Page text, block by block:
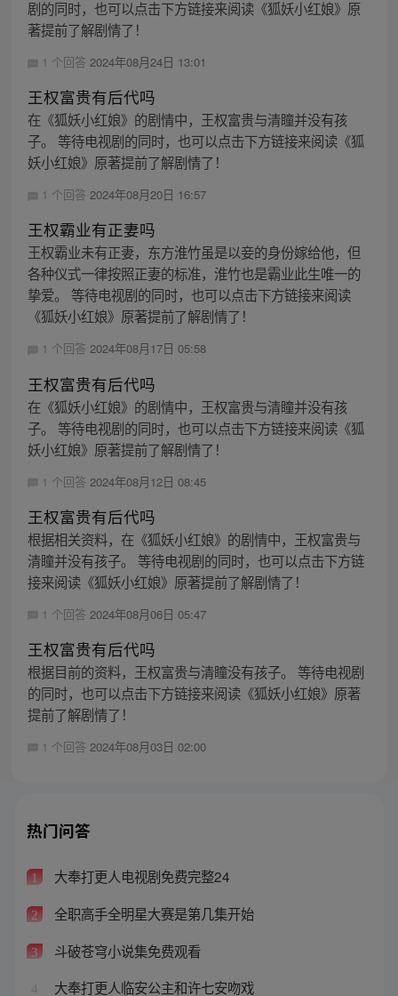
剧的同时，也可以点击下方链接来阅读《狐妖小红娘》原
著提前了解剧情了！
1 个回答 2024年08月24日 13:01
王权富贵有后代吗
在《狐妖小红娘》的剧情中，王权富贵与清瞳并没有孩
子。 等待电视剧的同时，也可以点击下方链接来阅读《狐
妖小红娘》原著提前了解剧情了！
1 个回答 2024年08月20日 16:57
王权霸业有正妻吗
王权霸业未有正妻，东方淮竹虽是以妾的身份嫁给他，但
各种仪式一律按照正妻的标准，淮竹也是霸业此生唯一的
挚爱。 等待电视剧的同时，也可以点击下方链接来阅读
《狐妖小红娘》原著提前了解剧情了！
1 个回答 2024年08月17日 05:58
王权富贵有后代吗
在《狐妖小红娘》的剧情中，王权富贵与清瞳并没有孩
子。 等待电视剧的同时，也可以点击下方链接来阅读《狐
妖小红娘》原著提前了解剧情了！
1 个回答 2024年08月12日 08:45
王权富贵有后代吗
根据相关资料，在《狐妖小红娘》的剧情中，王权富贵与
清瞳并没有孩子。 等待电视剧的同时，也可以点击下方链
接来阅读《狐妖小红娘》原著提前了解剧情了！
1 个回答 2024年08月06日 05:47
王权富贵有后代吗
根据目前的资料，王权富贵与清瞳没有孩子。 等待电视剧
的同时，也可以点击下方链接来阅读《狐妖小红娘》原著
提前了解剧情了！
1 个回答 2024年08月03日 02:00
热门问答
1 大奉打更人电视剧免费完整24
2 全职高手全明星大赛是第几集开始
3 斗破苍穹小说集免费观看
4 大奉打更人临安公主和许七安吻戏